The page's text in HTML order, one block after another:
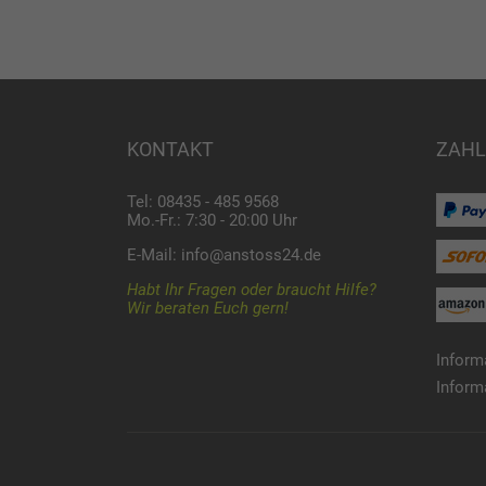
KONTAKT
Tel: 08435 - 485 9568
Mo.-Fr.: 7:30 - 20:00 Uhr
E-Mail: info@anstoss24.de
Habt Ihr Fragen oder braucht Hilfe?
Wir beraten Euch gern!